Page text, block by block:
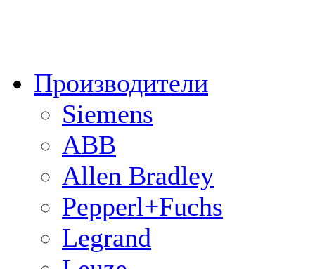
Производители
Siemens
ABB
Allen Bradley
Pepperl+Fuchs
Legrand